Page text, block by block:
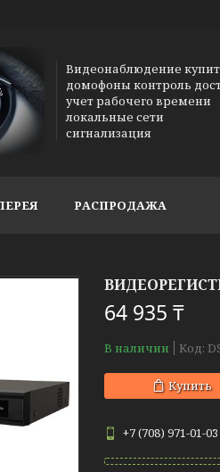
Видеонаблюдение
домофоны контроль
учет рабочего времени
локальные сети
сигнализация
РАСПРОДАЖА
64 935 ₸
В наличии Код:
Купить
+7 (708) 971-01-03